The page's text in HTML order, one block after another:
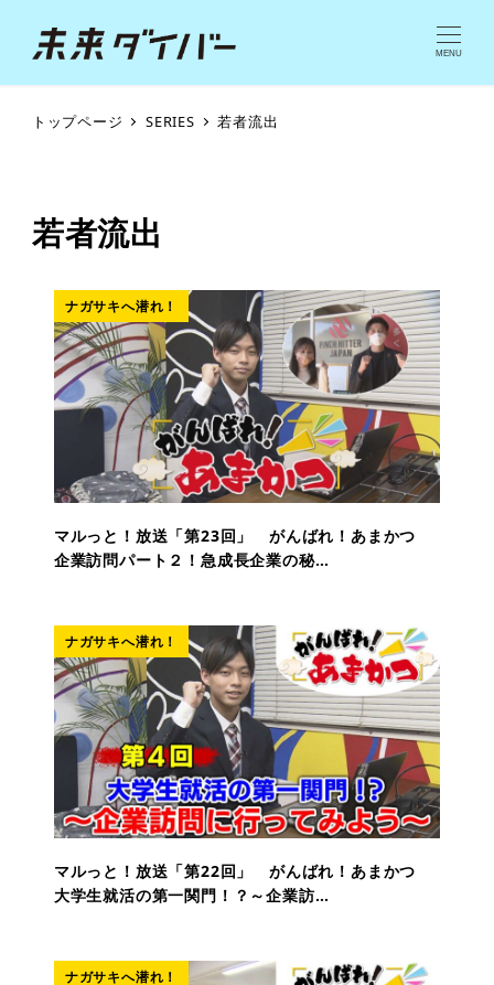
MENU
トップページ SERIES 若者流出
若者流出
ナガサキへ潜れ！
マルっと！放送「第23回」 がんばれ！あまかつ
企業訪問パート２！急成長企業の秘…
ナガサキへ潜れ！
マルっと！放送「第22回」 がんばれ！あまかつ
大学生就活の第一関門！？～企業訪…
ナガサキへ潜れ！